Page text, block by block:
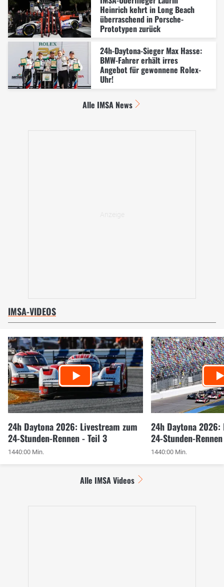
Heinrich kehrt in Long Beach
überraschend in Porsche-
Prototypen zurück
24h-Daytona-Sieger Max Hasse:
BMW-Fahrer erhält irres
Angebot für gewonnene Rolex-
Uhr!
Alle IMSA News
IMSA-VIDEOS
24h Daytona 2026: Livestream zum
24-Stunden-Rennen - Teil 3
1440:00 Min.
24h Daytona
24-Stunden-
1440:00 Min.
Alle IMSA Videos